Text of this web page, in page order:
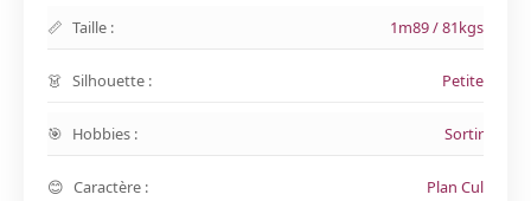
Taille : 1m89 / 81kgs
Silhouette : Petite
Hobbies : Sortir
Caractère : Plan Cul